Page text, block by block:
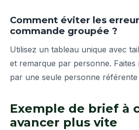
Comment éviter les
commande groupée ?
Utilisez un tableau unique avec
et remarque par personne. Faites
par une seule personne référente
Exemple de brief à
avancer plus vite